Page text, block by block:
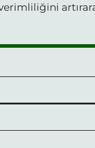
verimliliğini